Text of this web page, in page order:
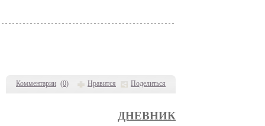
Комментарии (0) Нравится Поделиться
ДНЕВНИК